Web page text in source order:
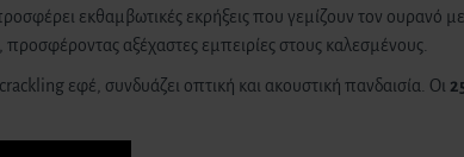
εκθαμβωτικές εκρήξεις που γεμίζουν τον ουρανό
προσφέροντας αξέχαστες εμπειρίες στους καλεσμένους.
εφέ, συνδυάζει οπτική και ακουστική πανδαισία. Οι